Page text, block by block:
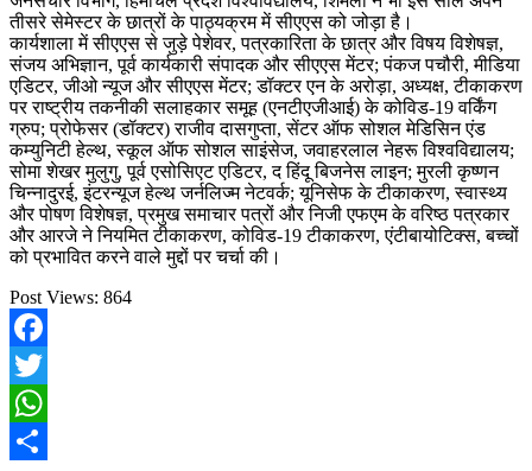
तीसरे सेमेस्टर के छात्रों के पाठ्यक्रम में सीएएस को जोड़ा है।
कार्यशाला में सीएएस से जुड़े पेशेवर, पत्रकारिता के छात्र और विषय विशेषज्ञ,
संजय अभिज्ञान, पूर्व कार्यकारी संपादक और सीएएस मेंटर; पंकज पचौरी, मीडिया
एडिटर, जीओ न्यूज और सीएएस मेंटर; डॉक्टर एन के अरोड़ा, अध्यक्ष, टीकाकरण
पर राष्ट्रीय तकनीकी सलाहकार समूह (एनटीएजीआई) के कोविड-19 वर्किंग
ग्रुप; प्रोफेसर (डॉक्टर) राजीव दासगुप्ता, सेंटर ऑफ सोशल मेडिसिन एंड
कम्युनिटी हेल्थ, स्कूल ऑफ सोशल साइंसेज, जवाहरलाल नेहरू विश्वविद्यालय;
सोमा शेखर मुलुगु, पूर्व एसोसिएट एडिटर, द हिंदू बिजनेस लाइन; मुरली कृष्णन
चिन्नादुरई, इंटरन्यूज हेल्थ जर्नलिज्म नेटवर्क; यूनिसेफ के टीकाकरण, स्वास्थ्य
और पोषण विशेषज्ञ, प्रमुख समाचार पत्रों और निजी एफएम के वरिष्ठ पत्रकार
और आरजे ने नियमित टीकाकरण, कोविड-19 टीकाकरण, एंटीबायोटिक्स, बच्चों
को प्रभावित करने वाले मुद्दों पर चर्चा की।
Post Views: 864
Facebook
Twitter
WhatsApp